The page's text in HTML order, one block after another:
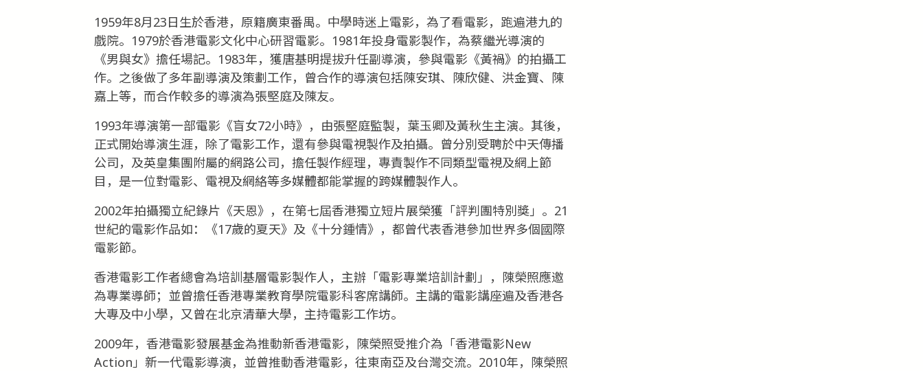
1959年8月23日生於香港，原籍廣東番禺。中學時迷上電影，為了看電影，跑遍港九的
戲院。1979於香港電影文化中心研習電影。1981年投身電影製作，為蔡繼光導演的
《男與女》擔任場記。1983年，獲唐基明提拔升任副導演，參與電影《黃禍》的拍攝工
作。之後做了多年副導演及策劃工作，曾合作的導演包括陳安琪、陳欣健、洪金寶、陳
嘉上等，而合作較多的導演為張堅庭及陳友。
1993年導演第一部電影《盲女72小時》，由張堅庭監製，葉玉卿及黃秋生主演。其後，
正式開始導演生涯，除了電影工作，還有參與電視製作及拍攝。曾分別受聘於中天傳播
公司，及英皇集團附屬的網路公司，擔任製作經理，專責製作不同類型電視及網上節
目，是一位對電影、電視及網絡等多媒體都能掌握的跨媒體製作人。
2002年拍攝獨立紀錄片《天恩》，在第七屆香港獨立短片展榮獲「評判團特別獎」。21
世紀的電影作品如：《17歲的夏天》及《十分鍾情》，都曾代表香港參加世界多個國際
電影節。
香港電影工作者總會為培訓基層電影製作人，主辦「電影專業培訓計劃」，陳榮照應邀
為專業導師；並曾擔任香港專業教育學院電影科客席講師。主講的電影講座遍及香港各
大專及中小學，又曾在北京清華大學，主持電影工作坊。
2009年，香港電影發展基金為推動新香港電影，陳榮照受推介為「香港電影New
Action」新一代電影導演，並曾推動香港電影，往東南亞及台灣交流。2010年，陳榮照